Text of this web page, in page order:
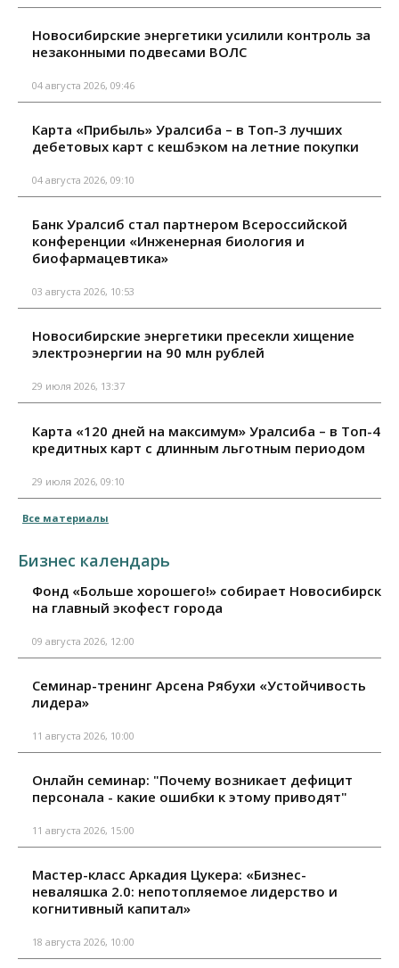
Новосибирские энергетики усилили контроль за
незаконными подвесами ВОЛС
04 августа 2026, 09:46
Карта «Прибыль» Уралсиба – в Топ-3 лучших
дебетовых карт с кешбэком на летние покупки
04 августа 2026, 09:10
Банк Уралсиб стал партнером Всероссийской
конференции «Инженерная биология и
биофармацевтика»
03 августа 2026, 10:53
Новосибирские энергетики пресекли хищение
электроэнергии на 90 млн рублей
29 июля 2026, 13:37
Карта «120 дней на максимум» Уралсиба – в Топ-4
кредитных карт с длинным льготным периодом
29 июля 2026, 09:10
Все материалы
Бизнес календарь
Фонд «Больше хорошего!» собирает Новосибирск
на главный экофест города
09 августа 2026, 12:00
Семинар-тренинг Арсена Рябухи «Устойчивость
лидера»
11 августа 2026, 10:00
Онлайн семинар: "Почему возникает дефицит
персонала - какие ошибки к этому приводят"
11 августа 2026, 15:00
Мастер-класс Аркадия Цукера: «Бизнес-
неваляшка 2.0: непотопляемое лидерство и
когнитивный капитал»
18 августа 2026, 10:00